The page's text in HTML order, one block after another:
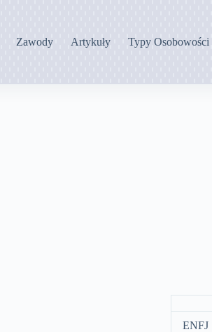
Zawody Artykuły Typy Osobowości
ENFJ